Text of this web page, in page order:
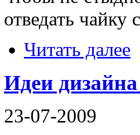
отведать
Читать далее
Идеи
23-07-2009